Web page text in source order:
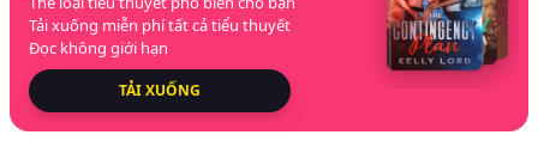
Tải xuống miễn phí tất cả tiểu thuyết
Đọc không giới hạn
TẢI XUỐNG